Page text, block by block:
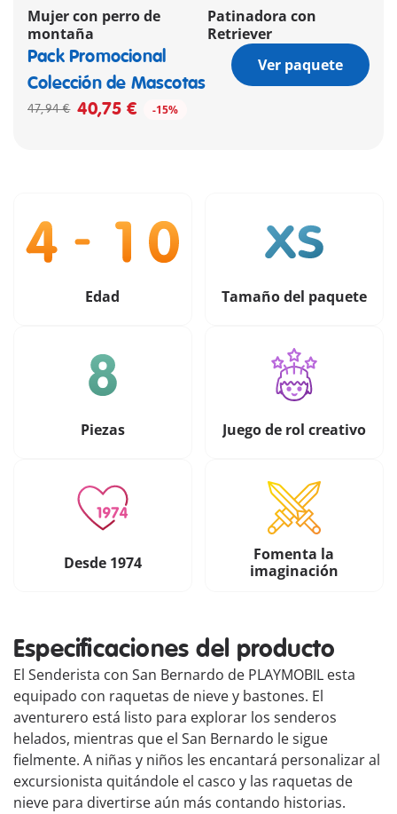
Mujer con perro de
montaña
Patinadora con
Retriever
Pack Promocional
Colección de Mascotas
47,94 € 40,75 € -15%
Ver paquete
Edad Tamaño del paquete
Piezas Juego de rol creativo
Desde 1974
Fomenta la
imaginación
Especificaciones del producto
El Senderista con San Bernardo de PLAYMOBIL esta
equipado con raquetas de nieve y bastones. El
aventurero está listo para explorar los senderos
helados, mientras que el San Bernardo le sigue
fielmente. A niñas y niños les encantará personalizar al
excursionista quitándole el casco y las raquetas de
nieve para divertirse aún más contando historias.